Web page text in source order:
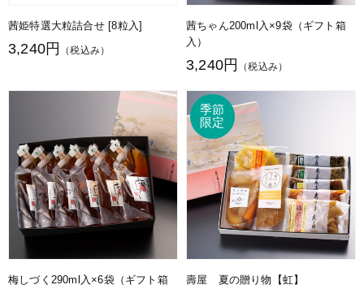
茜姫特選大粒詰合せ [8粒入]
3,240円 （税込み）
茜ちゃん200ml入×9袋（ギフト箱
入）
3,240円 （税込み）
梅しづく290ml入×6袋（ギフト箱
壽屋 夏の贈り物【虹】